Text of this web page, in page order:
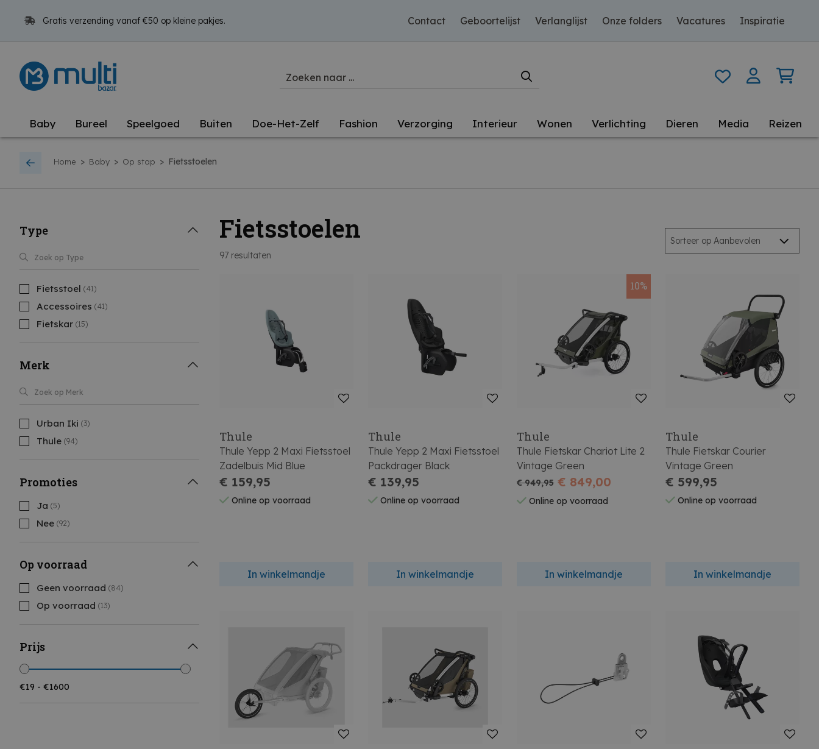
Gratis verzending vanaf €50 op kleine pakjes. Contact Geboortelijst Verlanglijst Onze folders Vacatures Inspiratie
Baby Bureel Speelgoed Buiten Doe-Het-Zelf Fashion Verzorging Interieur Wonen Verlichting Dieren Media Reizen
Home > Baby > Op stap > Fietsstoelen
Type
Fietsstoel (41)
Accessoires (41)
Fietskar (15)
Merk
Urban Iki (3)
Thule (94)
Promoties
Ja (5)
Nee (92)
Op voorraad
Geen voorraad (84)
Op voorraad (13)
Prijs
Fietsstoelen
97 resultaten
Thule
Thule Yepp 2 Maxi Fietsstoel
Zadelbuis Mid Blue
€ 159,95
Online op voorraad
In winkelmandje
Thule
Thule Yepp 2 Maxi Fietsstoel
Packdrager Black
€ 139,95
Online op voorraad
In winkelmandje
10%
Thule
Thule Fietskar Chariot Lite 2
Vintage Green
€ 949,95 € 849,00
Online op voorraad
In winkelmandje
Thule
Thule Fietskar Courier
Vintage Green
€ 599,95
Online op voorraad
In winkelmandje